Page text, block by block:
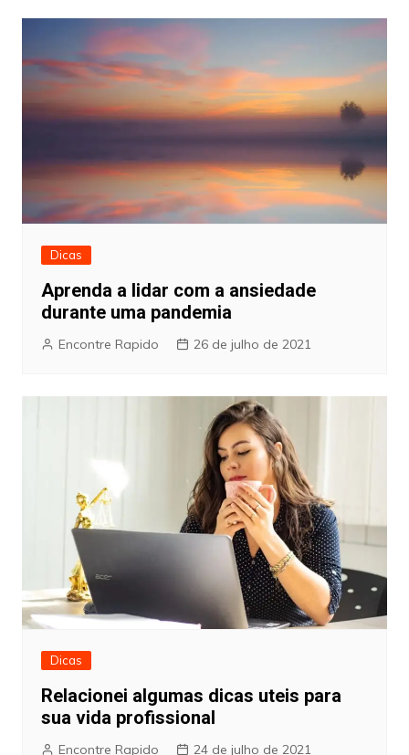
Dicas
Aprenda a lidar com a ansiedade
durante uma pandemia
Encontre Rapido 26 de julho de 2021
Dicas
Relacionei algumas dicas uteis para
sua vida profissional
Encontre Rapido 24 de julho de 2021